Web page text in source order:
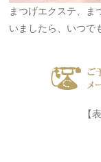
まつげエクステ、ま
いましたら、いつで
【